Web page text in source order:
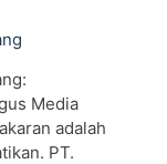
Media
adalah
PT.